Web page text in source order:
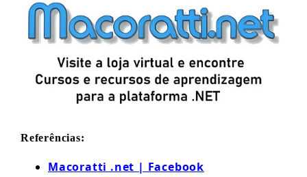
Referências:
Macoratti .net | Facebook